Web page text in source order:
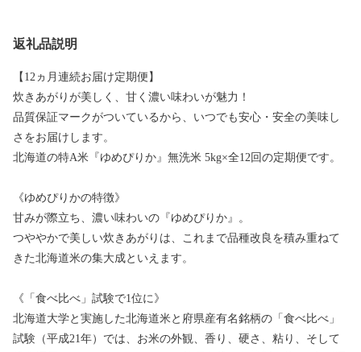
返礼品説明
【12ヵ月連続お届け定期便】
炊きあがりが美しく、甘く濃い味わいが魅力！
品質保証マークがついているから、いつでも安心・安全の美味し
さをお届けします。
北海道の特A米『ゆめぴりか』無洗米 5kg×全12回の定期便です。
《ゆめぴりかの特徴》
甘みが際立ち、濃い味わいの『ゆめぴりか』。
つややかで美しい炊きあがりは、これまで品種改良を積み重ねて
きた北海道米の集大成といえます。
《「食べ比べ」試験で1位に》
北海道大学と実施した北海道米と府県産有名銘柄の「食べ比べ」
試験（平成21年）では、お米の外観、香り、硬さ、粘り、そして